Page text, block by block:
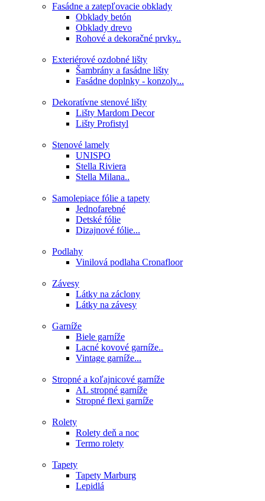
Fasádne a zatepľovacie obklady
Obklady betón
Obklady drevo
Rohové a dekoračné prvky..
Exteriérové ozdobné lišty
Šambrány a fasádne lišty
Fasádne doplnky - konzoly...
Dekoratívne stenové lišty
Lišty Mardom Decor
Lišty Profistyl
Stenové lamely
UNISPO
Stella Riviera
Stella Milana..
Samolepiace fólie a tapety
Jednofarebné
Detské fólie
Dizajnové fólie...
Podlahy
Vinilová podlaha Cronafloor
Závesy
Látky na záclony
Látky na závesy
Garníže
Biele garníže
Lacné kovové garníže..
Vintage garníže...
Stropné a koľajnicové garníže
AL stropné garníže
Stropné flexi garníže
Rolety
Rolety deň a noc
Termo rolety
Tapety
Tapety Marburg
Lepidlá